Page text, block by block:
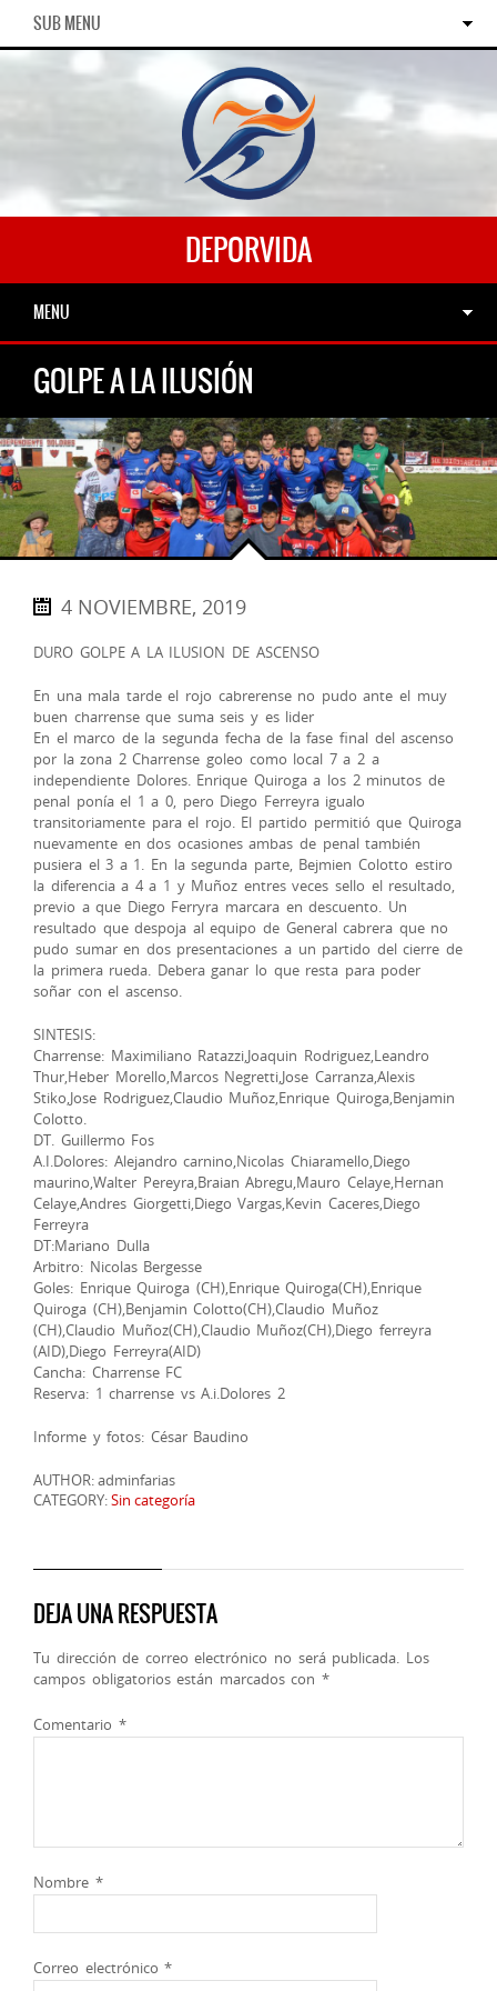
SUB MENU
DEPORVIDA
MENU
GOLPE A LA ILUSIÓN
4 NOVIEMBRE, 2019
DURO GOLPE A LA ILUSION DE ASCENSO
En una mala tarde el rojo cabrerense no pudo ante el muy
buen charrense que suma seis y es lider
En el marco de la segunda fecha de la fase final del ascenso
por la zona 2 Charrense goleo como local 7 a 2 a
independiente Dolores. Enrique Quiroga a los 2 minutos de
penal ponía el 1 a 0, pero Diego Ferreyra igualo
transitoriamente para el rojo. El partido permitió que Quiroga
nuevamente en dos ocasiones ambas de penal también
pusiera el 3 a 1. En la segunda parte, Bejmien Colotto estiro
la diferencia a 4 a 1 y Muñoz entres veces sello el resultado,
previo a que Diego Ferryra marcara en descuento. Un
resultado que despoja al equipo de General cabrera que no
pudo sumar en dos presentaciones a un partido del cierre de
la primera rueda. Debera ganar lo que resta para poder
soñar con el ascenso.
SINTESIS:
Charrense: Maximiliano Ratazzi,Joaquin Rodriguez,Leandro
Thur,Heber Morello,Marcos Negretti,Jose Carranza,Alexis
Stiko,Jose Rodriguez,Claudio Muñoz,Enrique Quiroga,Benjamin
Colotto.
DT. Guillermo Fos
A.I.Dolores: Alejandro carnino,Nicolas Chiaramello,Diego
maurino,Walter Pereyra,Braian Abregu,Mauro Celaye,Hernan
Celaye,Andres Giorgetti,Diego Vargas,Kevin Caceres,Diego
Ferreyra
DT:Mariano Dulla
Arbitro: Nicolas Bergesse
Goles: Enrique Quiroga (CH),Enrique Quiroga(CH),Enrique
Quiroga (CH),Benjamin Colotto(CH),Claudio Muñoz
(CH),Claudio Muñoz(CH),Claudio Muñoz(CH),Diego ferreyra
(AID),Diego Ferreyra(AID)
Cancha: Charrense FC
Reserva: 1 charrense vs A.i.Dolores 2
Informe y fotos: César Baudino
AUTHOR: adminfarias
CATEGORY:Sin categoría
DEJA UNA RESPUESTA
Tu dirección de correo electrónico no será publicada. Los
campos obligatorios están marcados con *
Comentario *
Nombre *
Correo electrónico*